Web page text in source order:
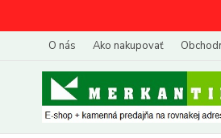
O nás Ako nakupovať